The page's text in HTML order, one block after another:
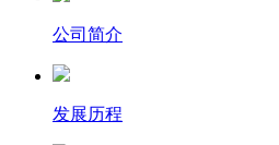
公司简介
发展历程